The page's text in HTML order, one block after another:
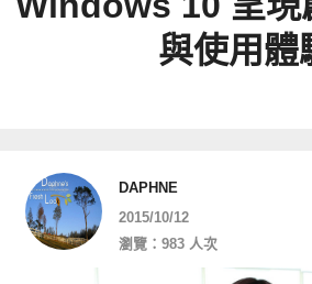
與使用體
DAPHNE
2015/10/12
瀏覽：983 人次